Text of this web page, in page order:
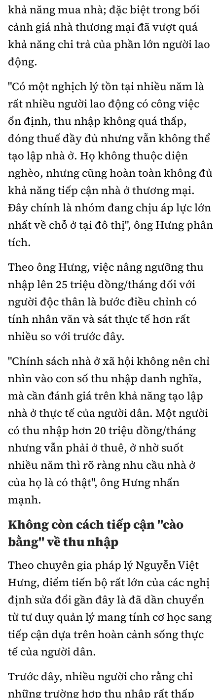
khả năng mua nhà; đặc biệt trong bối
cảnh giá nhà thương mại đã vượt quá
khả năng chi trả của phần lớn người lao
động.
"Có một nghịch lý tồn tại nhiều năm là
rất nhiều người lao động có công việc
ổn định, thu nhập không quá thấp,
đóng thuế đầy đủ nhưng vẫn không thể
tạo lập nhà ở. Họ không thuộc diện
nghèo, nhưng cũng hoàn toàn không đủ
khả năng tiếp cận nhà ở thương mại.
Đây chính là nhóm đang chịu áp lực lớn
nhất về chỗ ở tại đô thị", ông Hưng phân
tích.
Theo ông Hưng, việc nâng ngưỡng thu
nhập lên 25 triệu đồng/tháng đối với
người độc thân là bước điều chỉnh có
tính nhân văn và sát thực tế hơn rất
nhiều so với trước đây.
"Chính sách nhà ở xã hội không nên chỉ
nhìn vào con số thu nhập danh nghĩa,
mà cần đánh giá trên khả năng tạo lập
nhà ở thực tế của người dân. Một người
có thu nhập hơn 20 triệu đồng/tháng
nhưng vẫn phải ở thuê, ở nhờ suốt
nhiều năm thì rõ ràng nhu cầu nhà ở
của họ là có thật", ông Hưng nhấn
mạnh.
Không còn cách tiếp cận "cào
bằng" về thu nhập
Theo chuyên gia pháp lý Nguyễn Việt
Hưng, điểm tiến bộ rất lớn của các nghị
định sửa đổi gần đây là đã dần chuyển
từ tư duy quản lý mang tính cơ học sang
tiếp cận dựa trên hoàn cảnh sống thực
tế của người dân.
Trước đây, nhiều người cho rằng chỉ
những trường hợp thu nhập rất thấp